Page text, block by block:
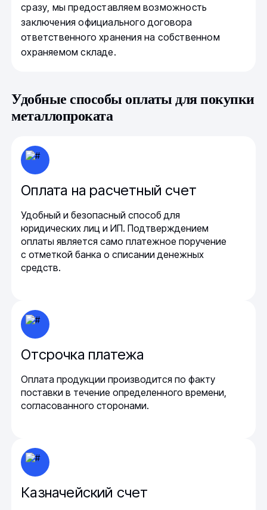
сразу, мы предоставляем возможность
заключения официального договора
ответственного хранения на собственном
охраняемом складе.
Удобные способы оплаты для покупки
металлопроката
Оплата на расчетный счет
Удобный и безопасный способ для
юридических лиц и ИП. Подтверждением
оплаты является само платежное поручение
с отметкой банка о списании денежных
средств.
Отсрочка платежа
Оплата продукции производится по факту
поставки в течение определенного времени,
согласованного сторонами.
Казначейский счет